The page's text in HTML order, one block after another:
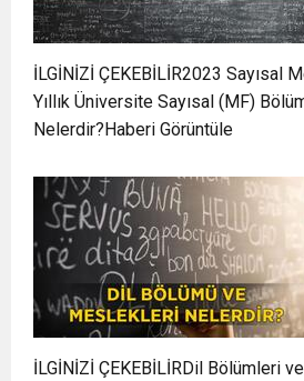
İLGİNİZİ ÇEKEBİLİR2023 Sayısal
Yıllık Üniversite Sayısal (MF)
Nelerdir?Haberi Görüntüle
İLGİNİZİ ÇEKEBİLİRDil Bölümleri